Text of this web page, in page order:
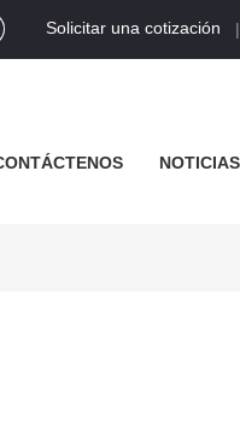
Solicitar una cotización |
NOTICIAS